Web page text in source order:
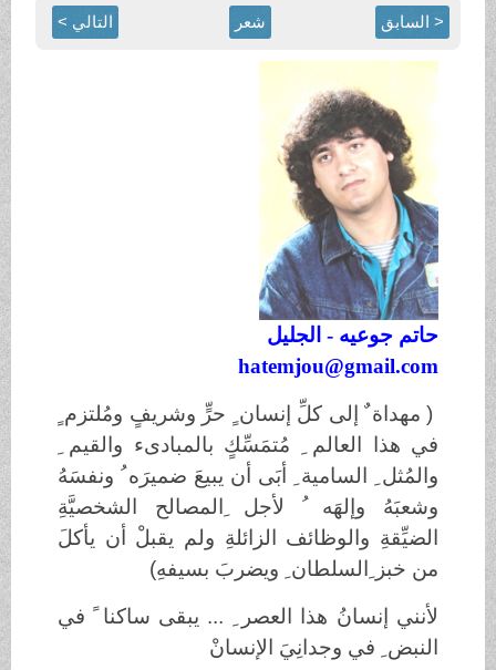
< السابق شعر التالي >
حاتم جوعيه - الجليل
hatemjou@gmail.com
( مهداة ٌ إلى كلِّ إنسان ٍ حرٍّ وشريفٍ ومُلتزم ٍ
في هذا العالم ِ مُتمَسِّكٍ بالمبادىء والقيم ِ
والمُثل ِ السامية ِ أبَى أن يبيعَ ضميرَه ُ ونفسَهُ
وشعبَهُ وإلهَه ُ لأجل ِالمصالح الشخصيَّةِ
الضيِّقةِ والوظائف الزائلةِ ولم يقبلْ أن يأكلَ
من خبز ِالسلطان ِ ويضربَ بسيفهِ)
لأنني إنسانُ هذا العصر ِ ... يبقى ساكنا ً في
النبض ِ في وجدانِيَ الإنسانْ